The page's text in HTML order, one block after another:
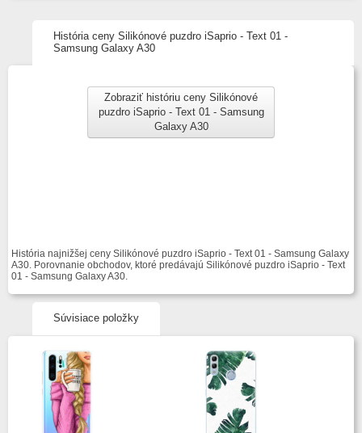
História ceny Silikónové puzdro iSaprio - Text 01 -
Samsung Galaxy A30
Zobraziť históriu ceny Silikónové
puzdro iSaprio - Text 01 - Samsung
Galaxy A30
História najnižšej ceny Silikónové puzdro iSaprio - Text 01 - Samsung Galaxy
A30. Porovnanie obchodov, ktoré predávajú Silikónové puzdro iSaprio - Text
01 - Samsung Galaxy A30.
Súvisiace položky